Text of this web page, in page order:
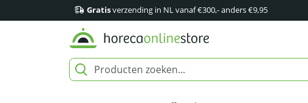
Gratisverzending in NL vanaf €300,- anders €9,95